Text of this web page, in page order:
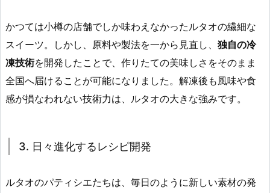
かつては小樽の店舗でしか味わえなかったルタオの繊細な
スイーツ。しかし、原料や製法を一から見直し、 独自の冷
凍技術を開発したことで、作りたての美味しさをそのまま
全国へ届けることが可能になりました。解凍後も風味や食
感が損なわれない技術力は、ルタオの大きな強みです。
3. 日々進化するレシピ開発
ルタオのパティシエたちは、毎日のように新しい素材の発